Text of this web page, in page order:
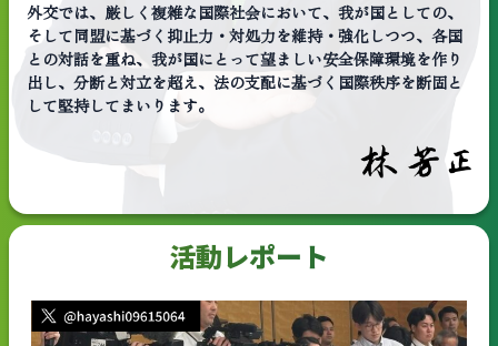
外交では、厳しく複雑な国際社会において、我が国としての、
そして同盟に基づく抑止力・対処力を維持・強化しつつ、各国
との対話を重ね、我が国にとって望ましい安全保障環境を作り
出し、分断と対立を超え、法の支配に基づく国際秩序を断固と
して堅持してまいります。
活動レポート